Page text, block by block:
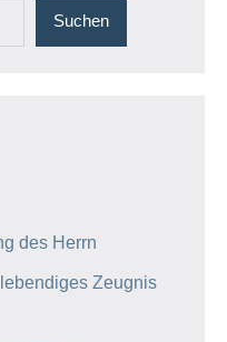
Suchen
des Herrn
Zeugnis